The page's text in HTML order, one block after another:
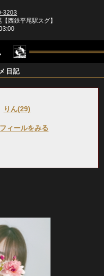
3203
西鉄平尾駅スグ】
日記
りん(29)
ィールをみる